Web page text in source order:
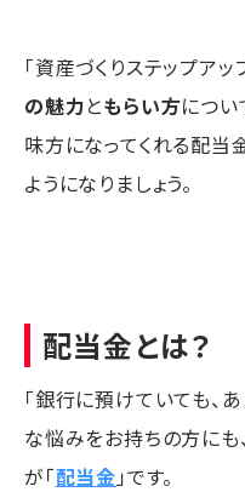
「資産づくりステップア
の魅力ともらい方につい
味方になってくれる配当
ようになりましょう。
配当金とは？
「銀行に預けていても
な悩みをお持ちの方に
が「配当金 」です。